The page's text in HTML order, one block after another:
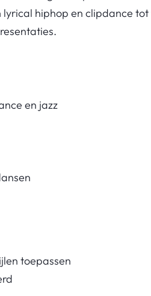
hiphop en clipdance
en jazz
toepassen